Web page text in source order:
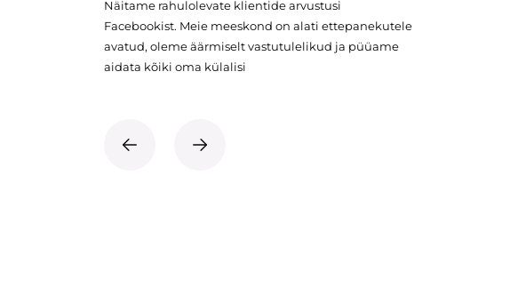
Näitame rahulolevate klientide arvustusi
Facebookist. Meie meeskond on alati ettepanekutele
avatud, oleme äärmiselt vastutulelikud ja püüame
aidata kõiki oma külalisi